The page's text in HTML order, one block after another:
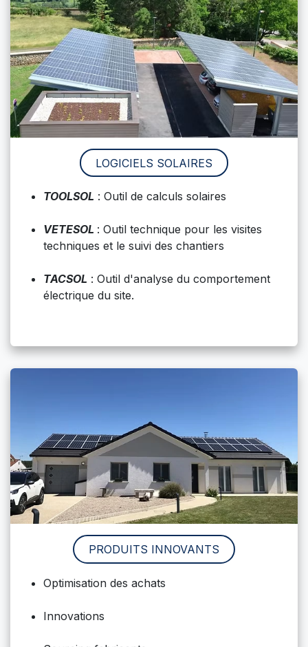
LOGICIELS SOLAIRES
TOOLSOL : Outil de calculs solaires
VETESOL : Outil technique pour les visites
techniques et le suivi des chantiers
TACSOL : Outil d'analyse du comportement
électrique du site.
PRODUITS INNOVANTS
Optimisation des achats
Innovations